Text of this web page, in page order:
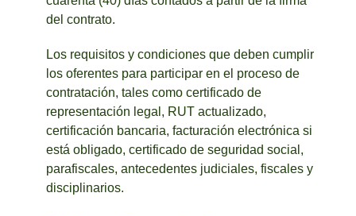
del contrato.
Los requisitos y condiciones que deben cumplir
los oferentes para participar en el proceso de
contratación, tales como certificado de
representación legal, RUT actualizado,
certificación bancaria, facturación electrónica si
está obligado, certificado de seguridad social,
parafiscales, antecedentes judiciales, fiscales y
disciplinarios.